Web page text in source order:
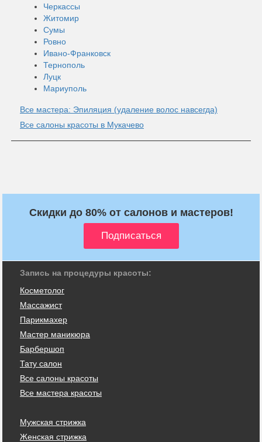
Черкассы
Житомир
Сумы
Ровно
Ивано-Франковск
Тернополь
Луцк
Мариуполь
Все мастера: Эпиляция (удаление волос навсегда)
Все салоны красоты в Мукачево
Скидки до 80% от салонов и мастеров!
Запись на процедуры красоты:
Косметолог
Массажист
Парикмахер
Мастер маникюра
Барбершоп
Тату салон
Все салоны красоты
Все мастера красоты
Мужская стрижка
Женская стрижка